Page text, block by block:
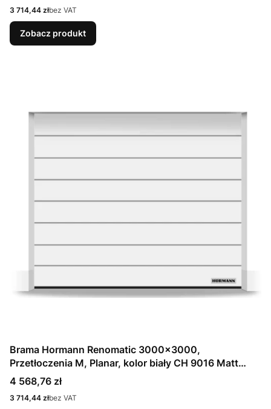
Cena
3 714,44 złbez VAT
Zobacz produkt
Brama Hormann Renomatic 3000x3000,
Przetłoczenia M, Planar, kolor biały CH 9016 Matt
deluxe + Prowadzenie N
Cena
4 568,76 zł
Cena
3 714,44 złbez VAT